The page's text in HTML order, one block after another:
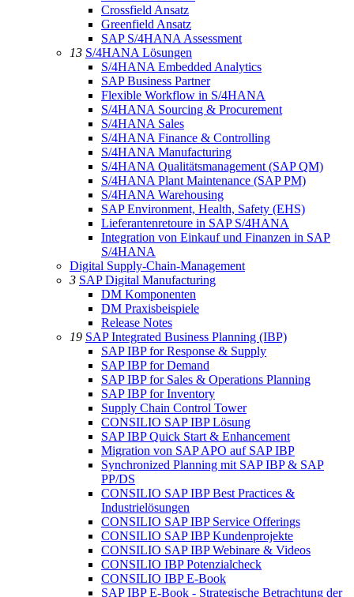
Crossfield Ansatz
Greenfield Ansatz
SAP S/4HANA Assessment
13 S/4HANA Lösungen
S/4HANA Embedded Analytics
SAP Business Partner
Flexible Workflow in S/4HANA
S/4HANA Sourcing & Procurement
S/4HANA Sales
S/4HANA Finance & Controlling
S/4HANA Manufacturing
S/4HANA Qualitätsmanagement (SAP QM)
S/4HANA Plant Maintenance (SAP PM)
S/4HANA Warehousing
SAP Environment, Health, Safety (EHS)
Lieferantenretoure in SAP S/4HANA
Integration von Einkauf und Finanzen in SAP
S/4HANA
Digital Supply-Chain-Management
3 SAP Digital Manufacturing
DM Komponenten
DM Praxisbeispiele
Release Notes
19 SAP Integrated Business Planning (IBP)
SAP IBP for Response & Supply
SAP IBP for Demand
SAP IBP for Sales & Operations Planning
SAP IBP for Inventory
Supply Chain Control Tower
CONSILIO SAP IBP Lösung
SAP IBP Quick Start & Enhancement
Migration von SAP APO auf SAP IBP
Synchronized Planning mit SAP IBP & SAP
PP/DS
CONSILIO SAP IBP Best Practices &
Industrielösungen
CONSILIO SAP IBP Service Offerings
CONSILIO SAP IBP Kundenprojekte
CONSILIO SAP IBP Webinare & Videos
CONSILIO IBP Potenzialcheck
CONSILIO IBP E-Book
SAP IBP E-Book - Strategische Betrachtung der